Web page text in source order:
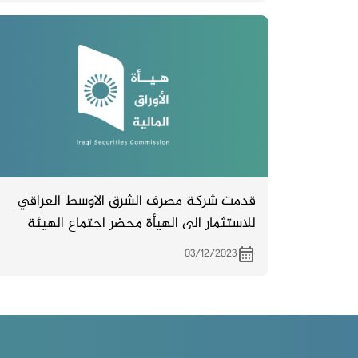
قدمت شركة مصرف الشرق الاوسط العراقي
للاستثمار الى الهيأة محضر اجتماع الهيئة
2023 .
03/12/2023